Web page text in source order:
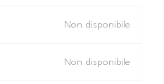
Non disponibile
Non disponibile